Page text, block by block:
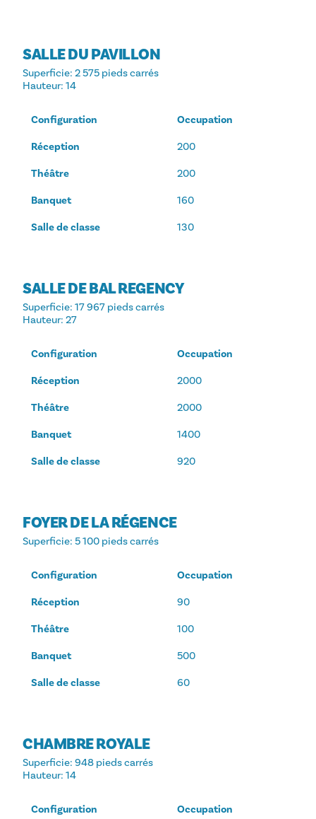
SALLE DU PAVILLON
Superficie: 2 575 pieds carrés
Hauteur: 14
Configuration Occupation
Réception 200
Théâtre 200
Banquet 160
Salle de classe 130
SALLE DE BAL REGENCY
Superficie: 17 967 pieds carrés
Hauteur: 27
Configuration Occupation
Réception 2000
Théâtre 2000
Banquet 1400
Salle de classe 920
FOYER DE LA RÉGENCE
Superficie: 5 100 pieds carrés
Configuration Occupation
Réception 90
Théâtre 100
Banquet 500
Salle de classe 60
CHAMBRE ROYALE
Superficie: 948 pieds carrés
Hauteur: 14
Configuration Occupation